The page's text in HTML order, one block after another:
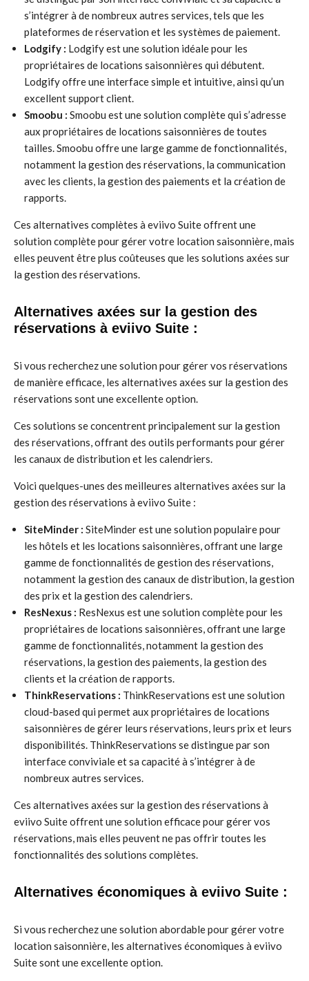
s’intégrer à de nombreux autres services, tels que les
plateformes de réservation et les systèmes de paiement.
Lodgify : Lodgify est une solution idéale pour les
propriétaires de locations saisonnières qui débutent.
Lodgify offre une interface simple et intuitive, ainsi qu’un
excellent support client.
Smoobu : Smoobu est une solution complète qui s’adresse
aux propriétaires de locations saisonnières de toutes
tailles. Smoobu offre une large gamme de fonctionnalités,
notamment la gestion des réservations, la communication
avec les clients, la gestion des paiements et la création de
rapports.
Ces alternatives complètes à eviivo Suite offrent une
solution complète pour gérer votre location saisonnière, mais
elles peuvent être plus coûteuses que les solutions axées sur
la gestion des réservations.
Alternatives axées sur la gestion des
réservations à eviivo Suite :
Si vous recherchez une solution pour gérer vos réservations
de manière efficace, les alternatives axées sur la gestion des
réservations sont une excellente option.
Ces solutions se concentrent principalement sur la gestion
des réservations, offrant des outils performants pour gérer
les canaux de distribution et les calendriers.
Voici quelques-unes des meilleures alternatives axées sur la
gestion des réservations à eviivo Suite :
SiteMinder : SiteMinder est une solution populaire pour
les hôtels et les locations saisonnières, offrant une large
gamme de fonctionnalités de gestion des réservations,
notamment la gestion des canaux de distribution, la gestion
des prix et la gestion des calendriers.
ResNexus : ResNexus est une solution complète pour les
propriétaires de locations saisonnières, offrant une large
gamme de fonctionnalités, notamment la gestion des
réservations, la gestion des paiements, la gestion des
clients et la création de rapports.
ThinkReservations : ThinkReservations est une solution
cloud-based qui permet aux propriétaires de locations
saisonnières de gérer leurs réservations, leurs prix et leurs
disponibilités. ThinkReservations se distingue par son
interface conviviale et sa capacité à s’intégrer à de
nombreux autres services.
Ces alternatives axées sur la gestion des réservations à
eviivo Suite offrent une solution efficace pour gérer vos
réservations, mais elles peuvent ne pas offrir toutes les
fonctionnalités des solutions complètes.
Alternatives économiques à eviivo Suite :
Si vous recherchez une solution abordable pour gérer votre
location saisonnière, les alternatives économiques à eviivo
Suite sont une excellente option.